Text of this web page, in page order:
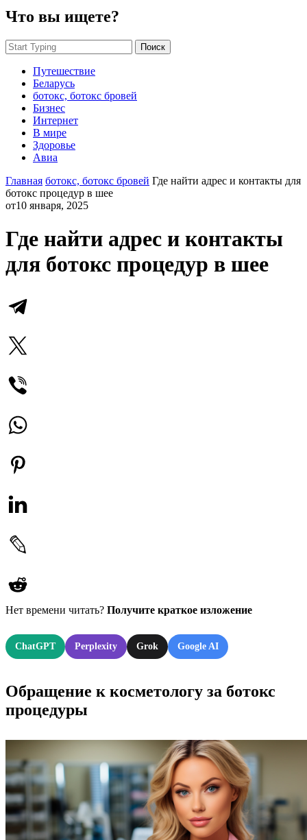
Что вы ищете?
Поиск
Путешествие
Беларусь
ботокс, ботокс бровей
Бизнес
Интернет
В мире
Здоровье
Авиа
Главная ботокс, ботокс бровей Где найти адрес и контакты для
ботокс процедур в шее
от10 января, 2025
Где найти адрес и контакты
для ботокс процедур в шее
Нет времени читать? Получите краткое изложение
ChatGPT Perplexity Grok Google AI
Обращение к косметологу за ботокс
процедуры